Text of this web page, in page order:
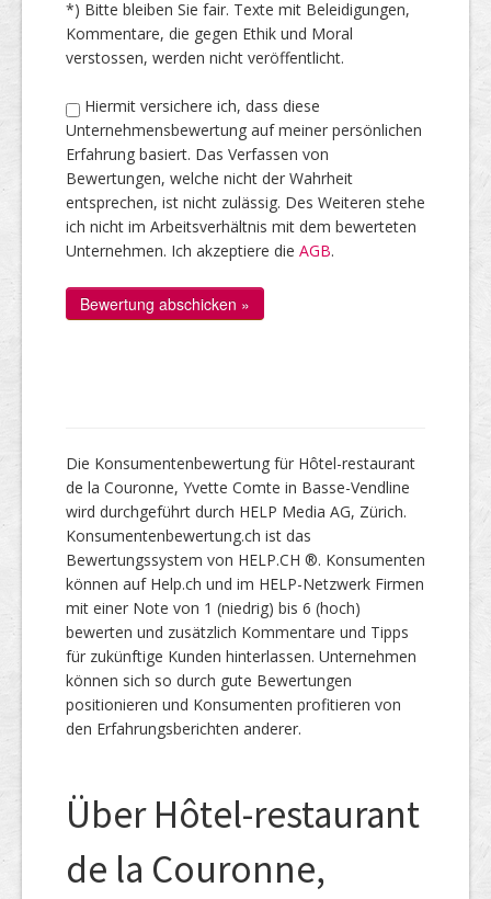
*) Bitte bleiben Sie fair. Texte mit Beleidigungen,
Kommentare, die gegen Ethik und Moral
verstossen, werden nicht veröffentlicht.
Hiermit versichere ich, dass diese
Unternehmensbewertung auf meiner persönlichen
Erfahrung basiert. Das Verfassen von
Bewertungen, welche nicht der Wahrheit
entsprechen, ist nicht zulässig. Des Weiteren stehe
ich nicht im Arbeitsverhältnis mit dem bewerteten
Unternehmen. Ich akzeptiere die AGB.
Die Konsumentenbewertung für Hôtel-restaurant
de la Couronne, Yvette Comte in Basse-Vendline
wird durchgeführt durch HELP Media AG, Zürich.
Konsumentenbewertung.ch ist das
Bewertungssystem von HELP.CH ®. Konsumenten
können auf Help.ch und im HELP-Netzwerk Firmen
mit einer Note von 1 (niedrig) bis 6 (hoch)
bewerten und zusätzlich Kommentare und Tipps
für zukünftige Kunden hinterlassen. Unternehmen
können sich so durch gute Bewertungen
positionieren und Konsumenten profitieren von
den Erfahrungsberichten anderer.
Über Hôtel-restaurant
de la Couronne,